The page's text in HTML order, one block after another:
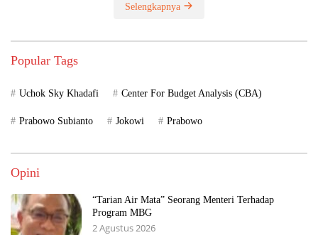
Selengkapnya
Popular Tags
Uchok Sky Khadafi Center For Budget Analysis (CBA)
Prabowo Subianto Jokowi Prabowo
Opini
“Tarian Air Mata” Seorang Menteri Terhadap
Program MBG
2 Agustus 2026